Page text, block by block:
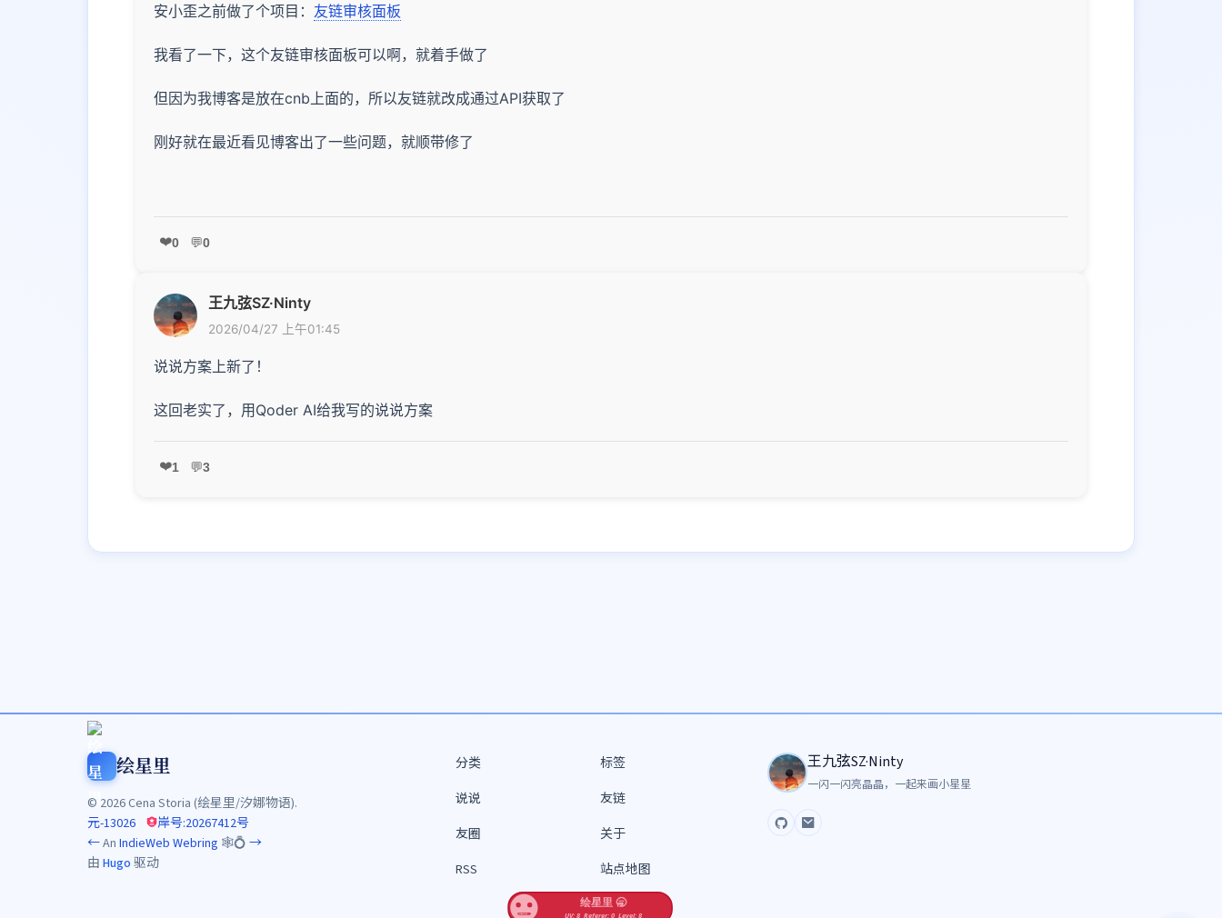
安小歪之前做了个项目： 友链审核面板
我看了一下，这个友链审核面板可以啊，就着手做了
但因为我博客是放在cnb上面的，所以友链就改成通过API获取了
刚好就在最近看见博客出了一些问题，就顺带修了
❤️0 💬0
王九弦SZ·Ninty
2026/04/27 上午01:45
说说方案上新了！
这回老实了，用Qoder AI给我写的说说方案
❤️1 💬3
绘星里
© 2026 Cena Storia (绘星里/汐娜物语).
元-13026
岸号:20267412号
←An IndieWeb Webring 🕸💍 →
由 Hugo 驱动
分类
标签
说说
友链
友圈
关于
RSS
站点地图
王九弦SZ·Ninty
一闪一闪亮晶晶，一起来画小星星
GitHubEmail